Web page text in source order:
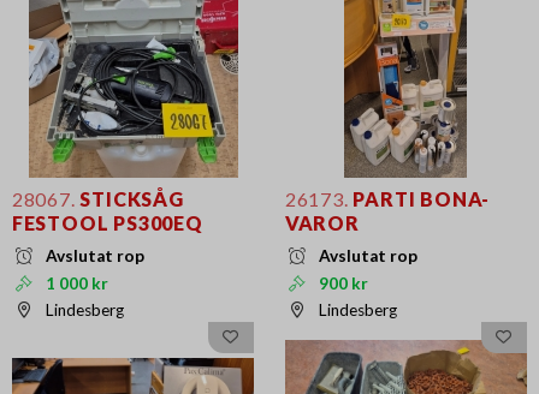
28067. STICKSÅG
FESTOOL PS300EQ
Avslutat rop
1 000 kr
Lindesberg
26173. PARTI BONA-
VAROR
Avslutat rop
900 kr
Lindesberg